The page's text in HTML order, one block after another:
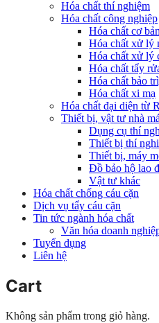
Hóa chất thí nghiệm
Hóa chất công nghiệp
Hóa chất cơ
Hóa chất xử lý
Hóa chất xử lý
Hóa chất tẩy
Hóa chất bảo
Hóa chất xi mạ
Hóa chất đại diện từ
Thiết bị, vật tư nhà
Dụng cụ thí
Thiết bị thí
Thiết bị, máy
Đồ bảo hộ lao
Vật tư khác
Hóa chất chống cáu cặn
Dịch vụ tẩy cáu cặn
Tin tức ngành hóa chất
Văn hóa doanh
Tuyển dụng
Liên hệ
Cart
Không sản phẩm trong giỏ hàng.